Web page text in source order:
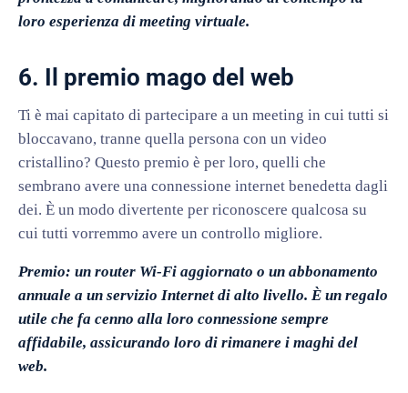
loro esperienza di meeting virtuale.
6. Il premio mago del web
Ti è mai capitato di partecipare a un meeting in cui tutti si
bloccavano, tranne quella persona con un video
cristallino? Questo premio è per loro, quelli che
sembrano avere una connessione internet benedetta dagli
dei. È un modo divertente per riconoscere qualcosa su
cui tutti vorremmo avere un controllo migliore.
Premio: un router Wi-Fi aggiornato o un abbonamento
annuale a un servizio Internet di alto livello. È un regalo
utile che fa cenno alla loro connessione sempre
affidabile, assicurando loro di rimanere i maghi del
web.